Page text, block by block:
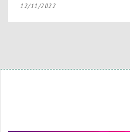
12/11/2022